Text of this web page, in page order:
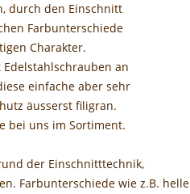
durch den Einschnitt
Farbunterschiede
Charakter.
an
einfache aber sehr
äusserst filigran.
bei uns im Sortiment.
der Einschnitttechnik,
Farbunterschiede wie z.B. helle